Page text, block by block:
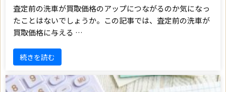
査定前の洗車が買取価格のアップにつながるのか気になっ
たことはないでしょうか。この記事では、査定前の洗車が
買取価格に与える …
続きを読む